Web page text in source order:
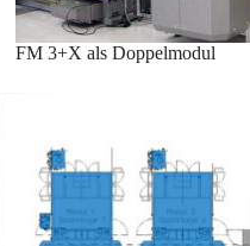
FM 3+X als Doppelmodul